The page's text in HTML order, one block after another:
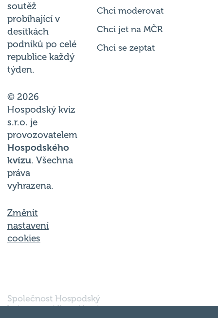
soutěž
probíhající v
desítkách
podniků po celé
republice každý
týden.
© 2026
Hospodský kvíz
s.r.o. je
provozovatelem
Hospodského
kvízu. Všechna
práva
vyhrazena.
Změnit
nastavení
cookies
Chci moderovat
Chci jet na MČR
Chci se zeptat
Společnost Hospodský
kvíz s.r.o., sídlem Nové